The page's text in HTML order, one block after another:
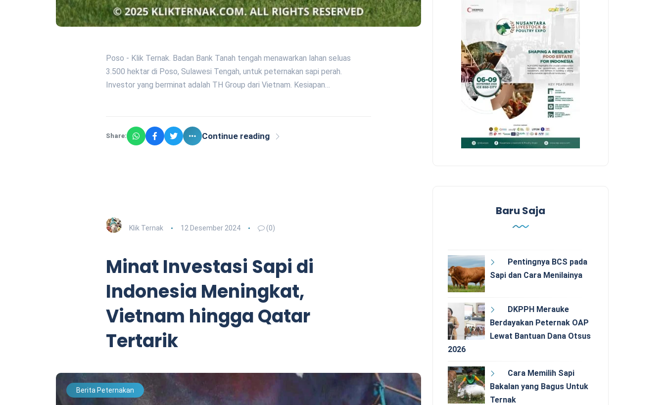
Poso - Klik Ternak. Badan Bank Tanah tengah menawarkan lahan seluas
3.500 hektar di Poso, Sulawesi Tengah, untuk peternakan sapi perah.
Investor yang berminat adalah TH Group dari Vietnam. Kesiapan…
Share: Continue reading
Klik Ternak 12 Desember 2024 (0)
Minat Investasi Sapi di
Indonesia Meningkat,
Vietnam hingga Qatar
Tertarik
Berita Peternakan
Baru Saja
Pentingnya BCS pada
Sapi dan Cara Menilainya
DKPPH Merauke
Berdayakan Peternak OAP
Lewat Bantuan Dana Otsus
2026
Cara Memilih Sapi
Bakalan yang Bagus Untuk
Ternak